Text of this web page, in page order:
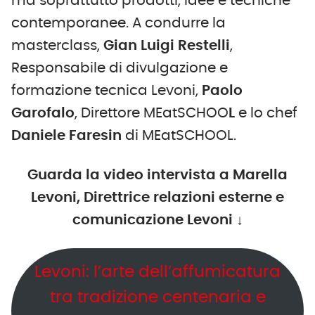
contemporanee. A condurre la
masterclass, Gian Luigi Restelli,
Responsabile di divulgazione e
formazione tecnica Levoni, Paolo
Garofalo, Direttore MEatSCHOO L e lo chef
Daniele Faresin di MEatSCHOOL.
Guarda la video intervista a Marella
Levoni, Direttrice relazioni esterne e
comunicazione Levoni ↓
Levoni: l’arte dell’affumicatura
tra tradizione centenaria e